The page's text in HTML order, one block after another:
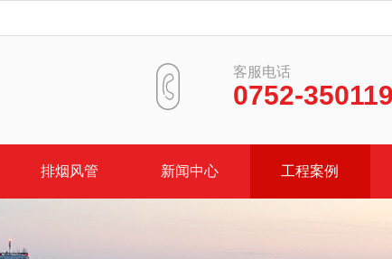
客服电话
0752-
排烟风管 新闻中心 工程案例